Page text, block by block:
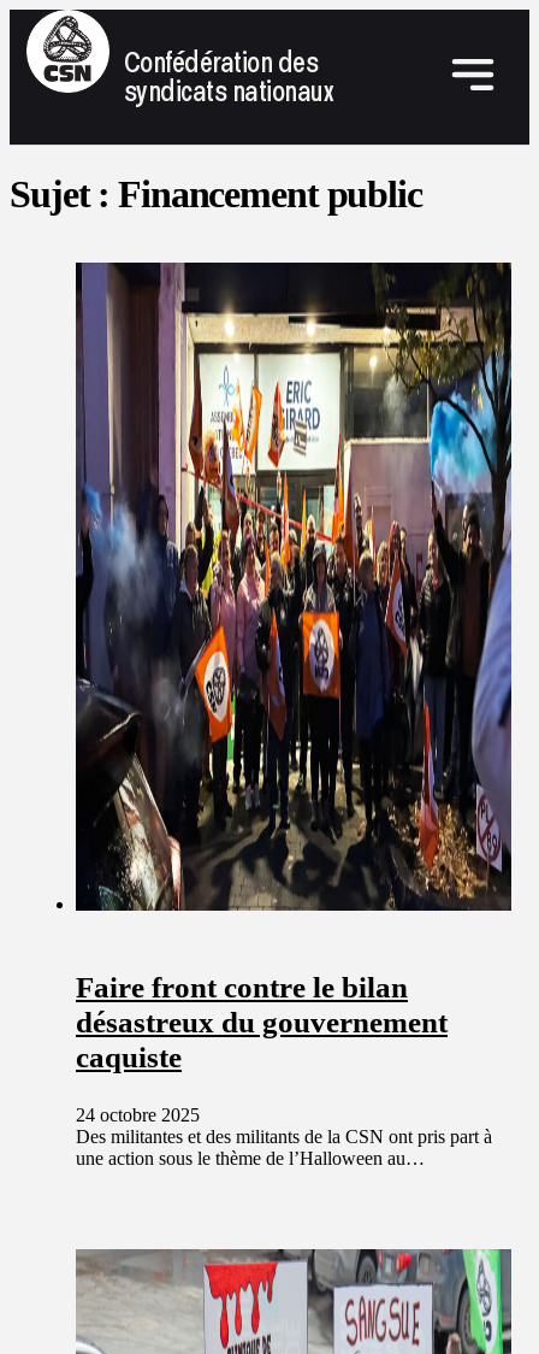
Confédération des
syndicats nationaux
Sujet :Financement public
Faire front contre le bilan
désastreux du gouvernement
caquiste
24 octobre 2025
Des militantes et des militants de la CSN ont pris part à
une action sous le thème de l’Halloween au…